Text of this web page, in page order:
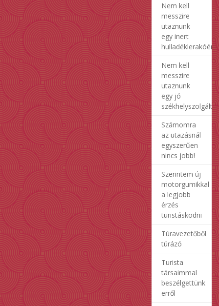
Nem kell
messzire
utaznunk
egy inert
hulladéklerakóért
Nem kell
messzire
utaznunk
egy jó
Számomra
az utazásnál
egyszerűen
nincs jobb!
Szerintem új
motorgumikkal
a legjobb
érzés
turistáskodni
Túravezetőből
túrázó
Turista
társaimmal
beszélgettünk
erről